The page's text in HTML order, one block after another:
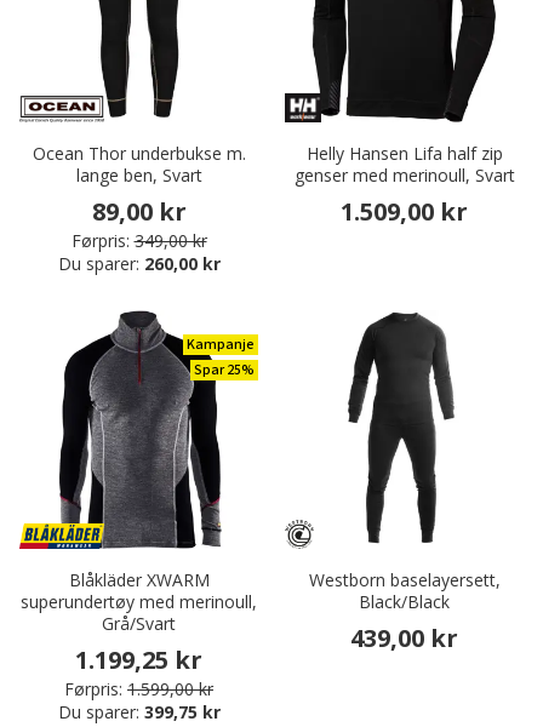
Ocean Thor underbukse m.
lange ben, Svart
89,00 kr
Førpris: 349,00 kr
Du sparer: 260,00 kr
Helly Hansen Lifa half zip
genser med merinoull, Svart
1.509,00 kr
Kampanje
Spar 25%
Blåkläder XWARM
superundertøy med merinoull,
Grå/Svart
1.199,25 kr
Førpris: 1.599,00 kr
Du sparer: 399,75 kr
Westborn baselayersett,
Black/Black
439,00 kr